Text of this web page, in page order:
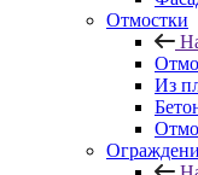
Отмостки
Из